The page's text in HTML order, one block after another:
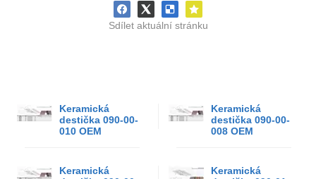
Sdílet aktuální stránku
Keramická
destička 090-00-
010 OEM
Keramická
destička 090-00-
008 OEM
Keramická
Keramická